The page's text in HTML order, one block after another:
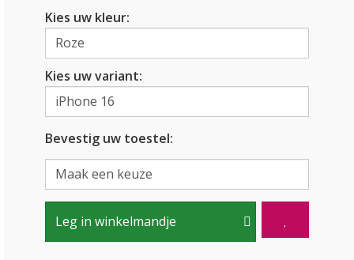
Kies uw kleur:
Kies uw variant:
Bevestig uw toestel:
Leg in winkelmandje